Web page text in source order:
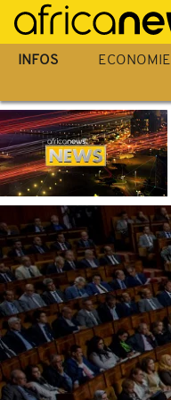
Passer
au
contenu
INFOS ECONOMIE